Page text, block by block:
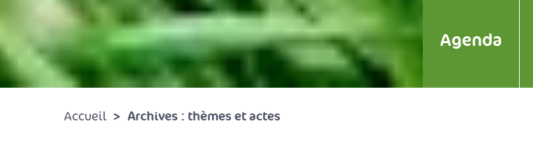
Agenda
Accueil Archives : thèmes et actes